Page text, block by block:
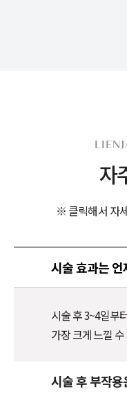
자
※ 클릭해서 자
시술 효과는
시술 후 3~4일부
가장 크게 느낄
시술 후 부작용